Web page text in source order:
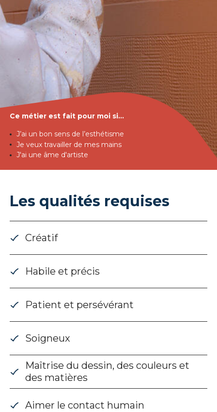
Ce métier est fait pour moi si...
J’ai un bon sens de l’esthétisme
Je veux travailler de mes mains
J'ai une âme d'artiste
Les qualités requises
Créatif
Habile et précis
Patient et persévérant
Soigneux
Maîtrise du dessin, des couleurs et
des matières
Aimer le contact humain